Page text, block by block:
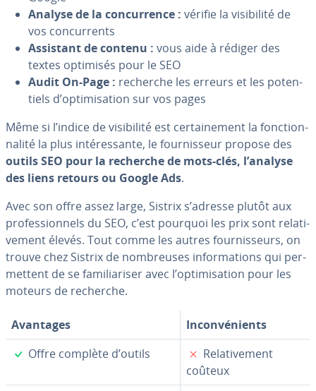
Analyse de la con­cur­rence : vérifie la vi­si­bi­lité de
vos con­cur­rents
Assistant de contenu : vous aide à rédiger des
textes optimisés pour le SEO
Audit On-Page : recherche les erreurs et les po­ten­
tiels d’op­ti­mi­sa­tion sur vos pages
Même si l’indice de vi­si­bi­lité est cer­tai­ne­ment la fonc­tion­
na­lité la plus in­té­res­sante, le four­nis­seur propose des
outils SEO pour la recherche de mots-clés, l’analyse
des liens retours ou Google Ads.
Avec son offre assez large, Sistrix s’adresse plutôt aux
pro­fes­sion­nels du SEO, c’est pourquoi les prix sont re­la­ti­
ve­ment élevés. Tout comme les autres four­nis­seurs, on
trouve chez Sistrix de nom­breuses in­for­ma­tions qui per­
met­tent de se fa­mi­lia­ri­ser avec l’op­ti­mi­sa­tion pour les
moteurs de recherche.
Avantages
In­con­vé­nients
✓
Offre complète d’outils ✗
Re­la­ti­ve­ment
coûteux